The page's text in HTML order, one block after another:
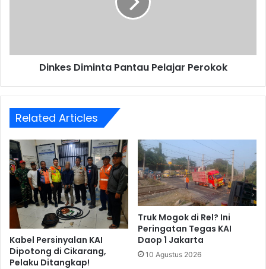
Dinkes Diminta Pantau Pelajar Perokok
Related Articles
Kabel Persinyalan KAI
Dipotong di Cikarang,
Pelaku Ditangkap!
Truk Mogok di Rel? Ini
Peringatan Tegas KAI
Daop 1 Jakarta
10 Agustus 2026